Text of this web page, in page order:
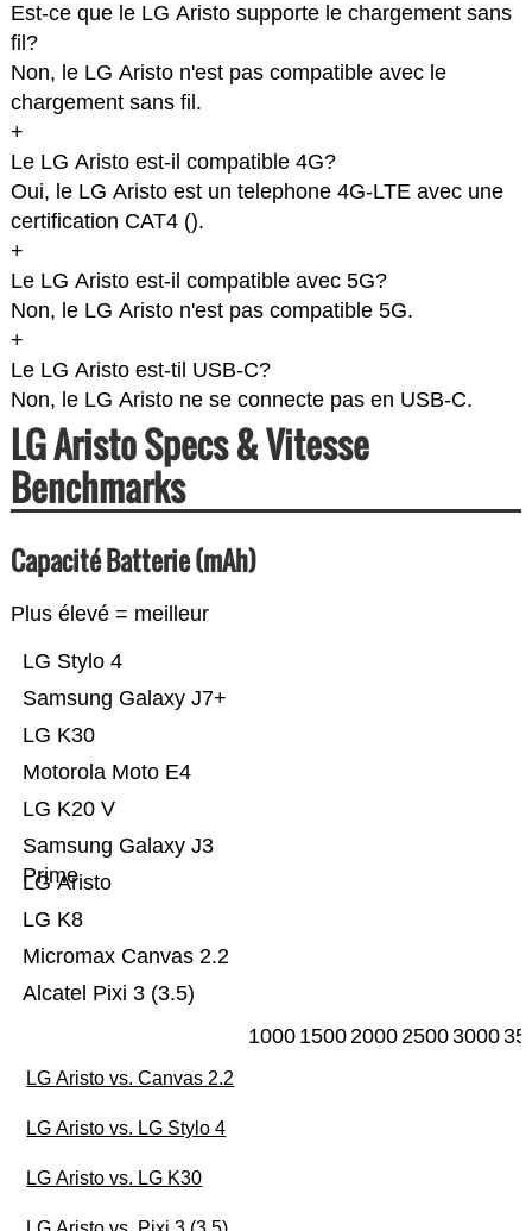
Est-ce que le LG Aristo supporte le chargement sans
fil?
Non, le LG Aristo n'est pas compatible avec le
chargement sans fil.
+
Le LG Aristo est-il compatible 4G?
Oui, le LG Aristo est un telephone 4G-LTE avec une
certification CAT4 ().
+
Le LG Aristo est-il compatible avec 5G?
Non, le LG Aristo n'est pas compatible 5G.
+
Le LG Aristo est-til USB-C?
Non, le LG Aristo ne se connecte pas en USB-C.
LG Aristo Specs & Vitesse
Benchmarks
Capacité Batterie (mAh)
Plus élevé = meilleur
Alcatel Pixi 3 (3.5)
Micromax Canvas 2.2
LG K8
LG Aristo
Samsung Galaxy J3
Prime
LG K20 V
Motorola Moto E4
LG K30
Samsung Galaxy J7+
LG Stylo 4
1000 1500200025003000
LG Aristo vs. Canvas 2.2
LG Aristo vs. LG Stylo 4
LG Aristo vs. LG K30